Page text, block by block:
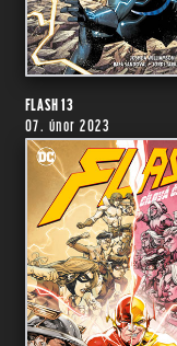
FLASH 13
07. únor 2023